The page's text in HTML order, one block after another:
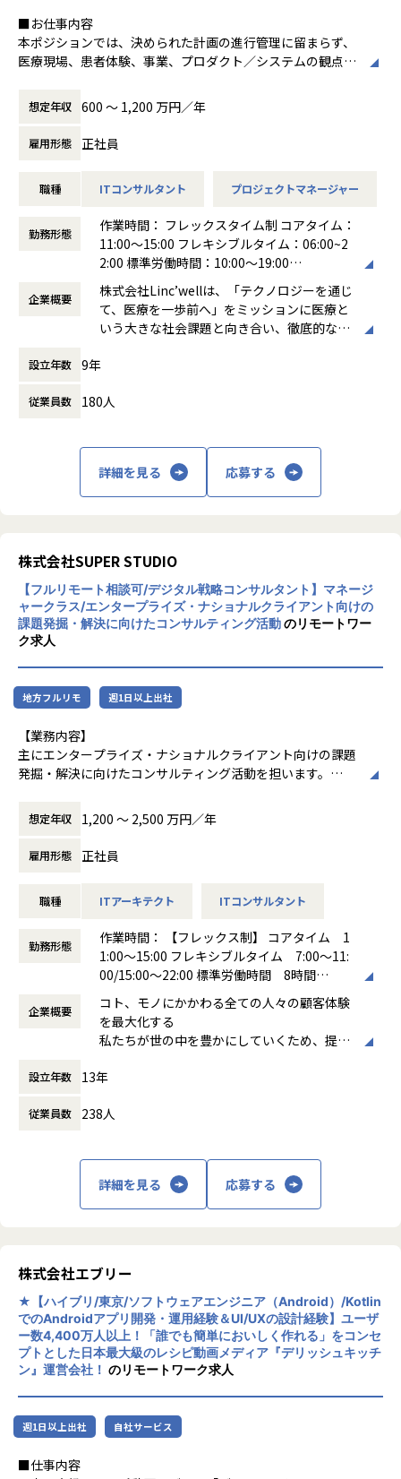
・ecforce commerce solution
・ecforce data solution
【戦略裁量が大きい】
上申前提ではなく、自ら設計した根拠（分析・検証）にもと
【戦略 → 実装 → GTMを一気通貫で担当】
市場・顧客洞察から、参入意義、戦略、エピック、GTMまで
を文書化し意思決定。
MRR・導入数など会社KPIと直結する職種・業界です。
【高速な意思決定と近い距離感】
350〜400名規模の組織で、ステークホルダーの顔が見える距
・プロダクト開発：スクラム
案件特性に応じてPdMが最適な進め方を選択します。
【柔軟性を持ったロードマップ】
・全社整合の1年ロードマップを持ちつつ、
【横断テーマで大きな影響力】
に深く関与。
・プロダクト単体だけではなく、複数プロダクトの組み合わ
せで価値を最大化できるPdMを歓迎します。
◆組織体制
2026年5月現在
・プロダクトマネジメントグループ
今回の配属先となるグループには、マネージャーとリーダー
を含む8名が在籍。
会社の定める範囲
【業務詳細】
・オンライン診療領域を中心としたプロダクトの体験設計お
よびUIデザインのリード
題の構造化と解決方針の策定
ネスチームとの協働による意思決定への関与
・デザイン原則、品質基準、デザインシステム等の設計・運
・AIを活用した制作におけるガイドライン、プロンプト、テ
ンプレート等の設計・改善
・デザインレビューやナレッジ共有を通じた、プロダクト／
サービス全体の品質向上
※ご経験や志向性に応じて、担当領域や初期ミッションを決
■募集背景
今後は、単一の機能や画面を改善するだけでなく、診療前後
を含む一連の体験や、
また、AI活用を含め制作主体が広がる中で、個別のレビュー
に依存せず、プロダクト全体の品質を高める仕組みも必要に
なっています。
こうした変化を踏まえ、難易度の高いデザイン課題を整理
し、関係者と意思決定を進めながら、
体験設計と品質基盤の両面を牽引できるリードプロダクトデ
ザイナー候補を募集します。
■このポジションの魅力
・医療現場とともに、患者体験を一気通貫でデザインできる
- 支援先であるクリニックとの距離が近く、医師や看護師
実際の課題や業務への理解を深めてデザインに向き合えま
患者向けの画面改善にとどまらず、医療現場の業務設計
提供までを一貫して設計できます。
・デザインの観点から、プロダクトの意思決定を牽引できる
- プロダクトマネージャー、エンジニア、医療従事者、ビ
ジネスチームなどと協働し、単純な正解のない課題に対する
意思決定に深く関与できます。
・プロダクト横断の品質基準やデザイン基盤を形づくれる
- サービスや組織が成長する今だからこそ、個別案件に閉
- デザインシステムやガイドライン、プロンプト、テンプ
プット品質を高める役割に挑戦できます。
・柔軟な働き方の中で、専門性を発揮できる
- リモートワークやフレックスタイム制を導入しており、
■キャリアについて
本ポジションでは、難易度の高いプロダクト課題に向き合い
ながら、
リードプロダクトデザイナーとして体験設計とデザイン品質
を牽引していただきます。
その後は、ご本人の志向性や成果に応じて、複数領域を横断
した体験設計や、デザインシステム・AI活用を含む品質基盤
づくり、
■お仕事内容
本ポジションでは、決められた計画の進行管理に留まらず、
医療現場、患者体験、事業、プロダクト／システムの観点を
複雑なテーマを実行可能な計画と仕組みに落とし込み、価値
実現まで推進していただきます。
1.プロジェクト設計・推進
・検証、導入、改善、横展開までを見据えたプロジェクト推
2.業務設計・要件整理
・医師や看護師など医療従事者へのヒアリングを通じた業務
・患者体験や現場運用を踏まえたプロダクト／システム要件
等との協働
・複数の立場や制約を踏まえた論点整理および合意形成
・支援先の医療機関や外部パートナーとのコミュニケーショ
・新たな業務フローや機能の導入に向けた運用設計
・PoCや導入後の効果検証および課題抽出
・検証結果に基づく改善推進
・導入プロセスや運用ルールの型化、横展開
患者にとって良い体験、医療従事者にとって運用しやすい仕
そのすべてを成立させることは簡単ではありません。
当社では、オンライン診療やクリニックDXをはじめとする事
複数の医療従事者、事業チーム、プロダクト、外部システム
が関わる複雑なテーマが増えています。
業務・システム要件や関係者間の依存関係を構造化した上
ります。
そのため当社では、プロジェクトマネジメントを強みに、
医療現場、患者体験、事業、プロダクト／システムを横断し
ながら、難易度の高いテーマの価値実現を推進できる方を募
集しています。
基本的には選考の中で候補者様のご意向や弊社ニーズを踏ま
└支援先の医療機関における業務フロー改善・新規運用導
■当ポジションの魅力
・医療現場、患者体験、事業、プロダクト／システムが交差
する、複雑性の高いテーマを推進できます
・単なる進捗管理ではなく、目的や課題の整理、業務設計、
要件整理、導入・検証まで一貫して関わることができます
・支援先の医療機関や開発チームなど多様な関係者と協働し
ながら、複数の制約がある状況でプロジェクトを成立させる
経験を積むことができます
・個別のプロジェクトを完遂するだけでなく、検証した取り
ます
想定年収 600 〜 1,200 万円／年
雇用形態 正社員
職種 ITコンサルタント プロジェクトマネージャー
勤務形態
作業時間： フレックスタイム制 コアタイム：
11:00～15:00 フレキシブルタイム：06:00~2
2:00 標準労働時間：10:00～19:00
働き方：
フレックス制（コアタイムあり）
時間外労働の有無： 有（月平均10時間～30
時間）
休憩時間： 60分
企業概要
株式会社Linc’wellは、「テクノロジーを通じ
て、医療を一歩前へ」をミッションに医療と
いう大きな社会課題と向き合い、徹底的な患
革から踏み込んで実装することですべての
しています。
ケアECサービス」の3つの事業を展開し、主
力事業として展開する国内有数のオンライン
診療プラットフォームにおいてはサービス開
設立年数 9年
従業員数 180人
詳細を見る 応募する
株式会社SUPER STUDIO
【フルリモート相談可/デジタル戦略コンサルタント】マネージ
ャークラス/エンタープライズ・ナショナルクライアント向けの
課題発掘・解決に向けたコンサルティング活動のリモートワー
ク求人
地方フルリモ 週1日以上出社
【業務内容】
主にエンタープライズ・ナショナルクライアント向けの課題
発掘・解決に向けたコンサルティング活動を担います。
アカウント戦略/案件獲得の主導: 戦略的ターゲットリストの
洗い出し、経営レイヤー、事業責任者レイヤーとの関係構築
を進めるための戦略的アプローチの実行。
紐解き、仮説設計と必要な顧客戦略・戦術（コマース事業戦
プロジェクトマネジメント: PMとして複数プロジェクトを獲
得し、デリバリーにおけるQCDの担保とコンサルティンググ
ループにおける売上達成責任を負います。クライアントの中
長期的な事業成長を見据えたアカウントプランの策定と実行
4.組織運営活動 として、全社戦略に基づき、SaaS×コンサル
込む活動を推進します。
コマースDXの実行まで完遂: 当社はD2C事業運営ノウハウとS
aaSプロダクト「ecforce」を有しており、従来のコンサルテ
ィングファームでプロジェクトを、当社のSaaSを活用するこ
ーのみで完了するのではなく、構想策定からBPR、SI、グロ
ースまで一気通貫で実行までやり切ることができ、手触り感
のあるコンサルティングが経験できます。
高付加価値なハイブリッドモデル: 開発済みのSaaSの導入を
前提とするデリバリーによって、SaaS収益とコンサルフィー
を組み合わせることで、競合ファームやECパッケージベンダ
ー、SIerなどの他プレイヤーが実現できないスピード・コス
ト・品質でデリバリーができます。
経営層へのインパクト: COO/CMO直下プロジェクトに関与で
想定年収 1,200 〜 2,500 万円／年
雇用形態 正社員
職種 ITアーキテクト ITコンサルタント
勤務形態
作業時間： 【フレックス制】 コアタイム 1
1:00〜15:00 フレキシブルタイム 7:00〜11:
00/15:00〜22:00 標準労働時間 8時間
フレックス制（コアタイムあり）
時間外労働の有無： 有（月平均33時間）
休憩時間： 60分
企業概要
コト、モノにかかわる全ての人々の顧客体験
を最大化する
私たちが世の中を豊かにしていくため、提供
とりの求めるコト・モノが多様化し、使いや
はなく、お洒落な空間をデザインできる、世
ます。 私たちは自社プロダクトを通し、実用
性のさらにその先にある新たな体験価値を追
求し、世の中に提供していくことで、人を、
設立年数 13年
従業員数 238人
詳細を見る 応募する
株式会社エブリー
★【ハイブリ/東京/ソフトウェアエンジニア（Android）/Kotlin
でのAndroidアプリ開発・運用経験＆UI/UXの設計経験】ユーザ
ー数4,400万人以上！「誰でも簡単においしく作れる」をコンセ
プトとした日本最大級のレシピ動画メディア『デリッシュキッチ
ン』運営会社！ のリモートワーク求人
週1日以上出社 自社サービス
■仕事内容